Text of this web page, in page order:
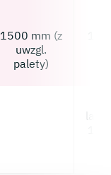
1500 mm (z
uwzgl.
palety)